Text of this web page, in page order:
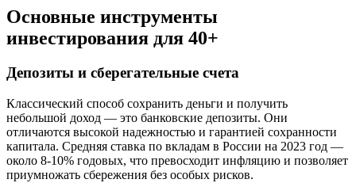
Основные инструменты
инвестирования для 40+
Депозиты и сберегательные счета
Классический способ сохранить деньги и получить
небольшой доход — это банковские депозиты. Они
отличаются высокой надежностью и гарантией сохранности
капитала. Средняя ставка по вкладам в России на 2023 год —
около 8-10% годовых, что превосходит инфляцию и позволяет
приумножать сбережения без особых рисков.